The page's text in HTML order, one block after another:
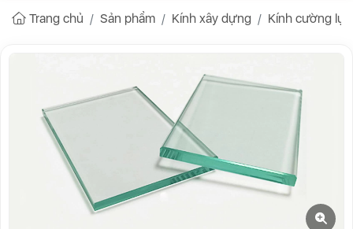
Trang chủ Sản phẩm Kính xây dựng Kính cường lực